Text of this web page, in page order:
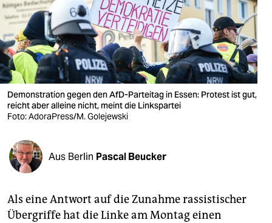
wahrheit
verlag
verlag
veranstaltungen
shop
fragen & hilfe
unterstützen
genossenschaft
Demonstration gegen den AfD-Parteitag in Essen: Protest ist gut,
reicht aber alleine nicht, meint die Linkspartei
Foto: AdoraPress/M. Golejewski
Aus Berlin Pascal Beucker
Als eine Antwort auf die Zunahme rassistischer
Übergriffe hat die Linke am Montag einen